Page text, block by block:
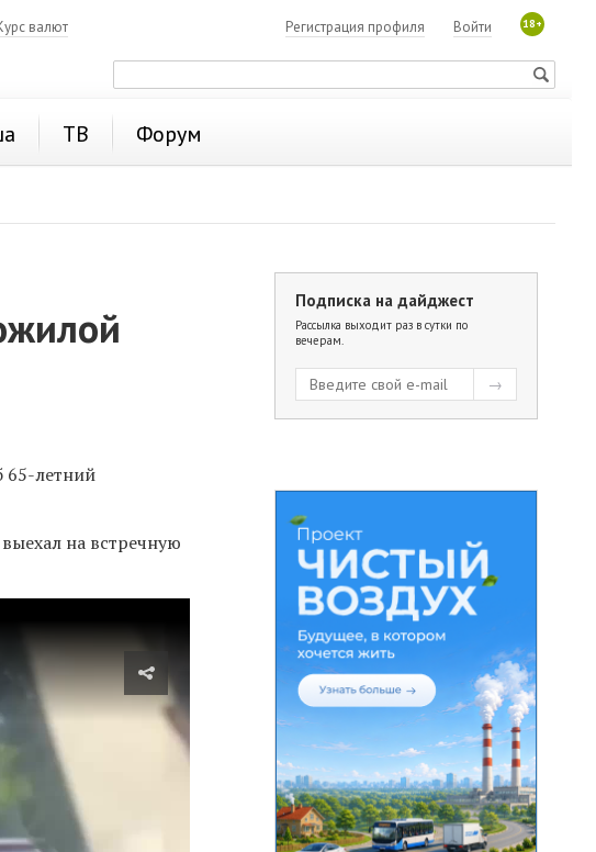
валют 18+
Войти
Регистрация профиля
ТВ Форум
65-летний
на встречную
Подписка на дайджест
Рассылка выходит раз в сутки по
вечерам.